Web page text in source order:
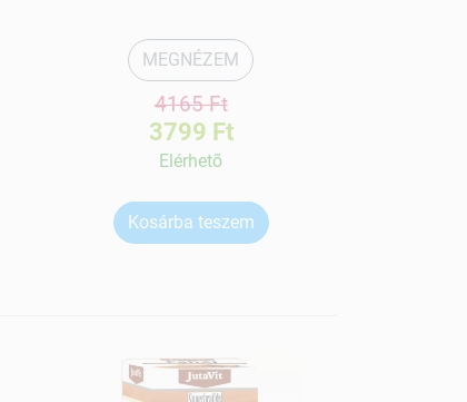
MEGNÉZEM
4165 Ft
3799 Ft
Elérhetõ
Kosárba teszem